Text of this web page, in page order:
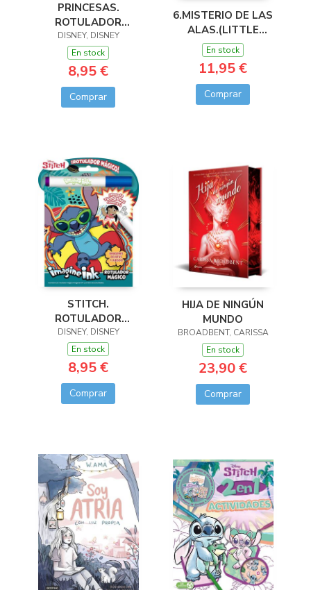
PRINCESAS.
ROTULADOR
MÁGICO 3
DISNEY, DISNEY
En stock
8,95 €
Comprar
6.MISTERIO DE LAS
ALAS.(LITTLE
DRAGONS)
En stock
11,95 €
Comprar
STITCH.
ROTULADOR
MÁGICO
DISNEY, DISNEY
En stock
8,95 €
Comprar
HIJA DE NINGÚN
MUNDO
BROADBENT, CARISSA
En stock
23,90 €
Comprar